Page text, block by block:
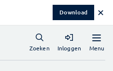
Download ✕
Menu
Zoeken Inloggen